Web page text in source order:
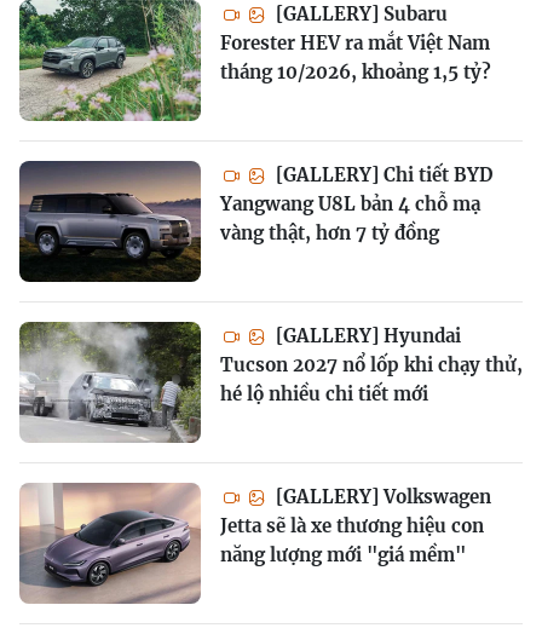
[GALLERY] Subaru
Forester HEV ra mắt Việt Nam
tháng 10/2026, khoảng 1,5 tỷ?
[GALLERY] Chi tiết BYD
Yangwang U8L bản 4 chỗ mạ
vàng thật, hơn 7 tỷ đồng
[GALLERY] Hyundai
Tucson 2027 nổ lốp khi chạy thử,
hé lộ nhiều chi tiết mới
[GALLERY] Volkswagen
Jetta sẽ là xe thương hiệu con
năng lượng mới "giá mềm"